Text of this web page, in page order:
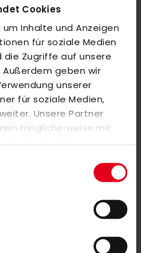
Cookies
Inhalte und Anzeigen
für soziale Medien
die Zugriffe auf unsere
geben wir
unserer
für soziale Medien,
Unsere Partner
möglicherweise mit
die Sie ihnen
haben.
select all